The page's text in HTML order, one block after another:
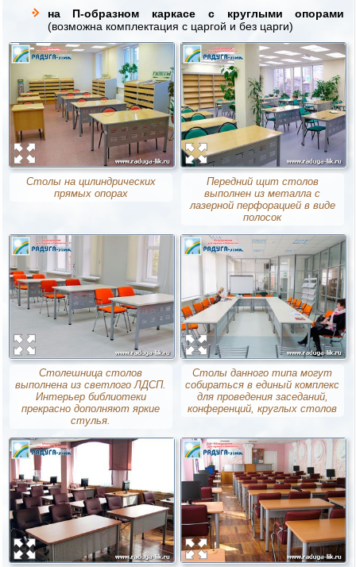
на П-образном каркасе с круглыми опорами
(возможна комплектация с царгой и без царги)
Столы на цилиндрических
прямых опорах
Передний щит столов
выполнен из металла с
лазерной перфорацией в виде
полосок
Столешница столов
выполнена из светлого ЛДСП.
Интерьер библиотеки
прекрасно дополняют яркие
стулья.
Столы данного типа могут
собираться в единый комплекс
для проведения заседаний,
конференций, круглых столов